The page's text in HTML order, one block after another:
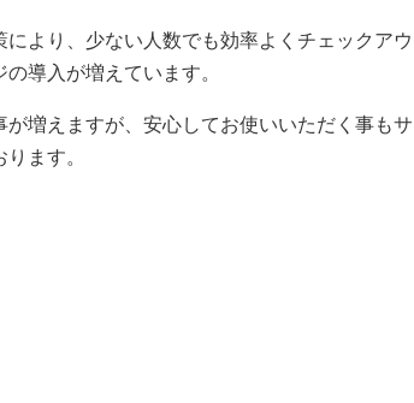
より、少ない人数でも効率よくチェックア
導入が増えています。
増えますが、安心してお使いいただく事も
ます。